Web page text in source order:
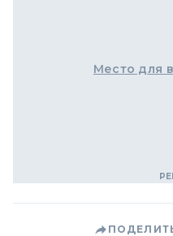
Место для